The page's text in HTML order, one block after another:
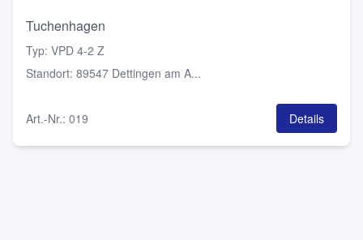
Tuchenhagen
Typ: VPD 4-2 Z
Standort: 89547 Dettingen am A...
Art.-Nr.: 019 Details